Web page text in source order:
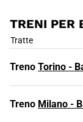
TRENI PER
Tratte
Treno Torino -
Treno Milano -